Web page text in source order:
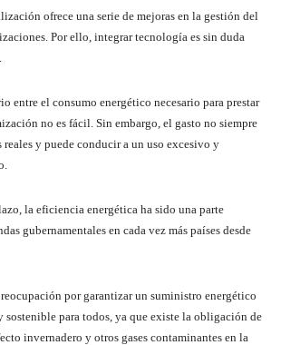
ofrece una serie de mejoras en la gestión del
Por ello, integrar tecnología es sin duda
entre el consumo energético necesario para prestar
no es fácil. Sin embargo, el gasto no siempre
reales y puede conducir a un uso excesivo y
la eficiencia energética ha sido una parte
gubernamentales en cada vez más países desde
por garantizar un suministro energético
sostenible para todos, ya que existe la obligación de
invernadero y otros gases contaminantes en la